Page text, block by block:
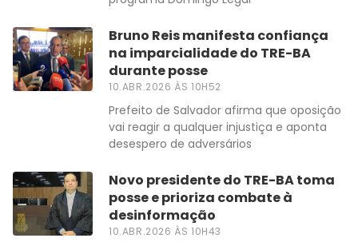
Bruno Reis manifesta confiança
na imparcialidade do TRE-BA
durante posse
10.ABR.2026 ÀS 10H52
Prefeito de Salvador afirma que oposição
vai reagir a qualquer injustiça e aponta
desespero de adversários
Novo presidente do TRE-BA toma
posse e prioriza combate à
desinformação
10.ABR.2026 ÀS 10H43